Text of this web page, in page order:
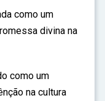
como um
divina na
como um
na cultura